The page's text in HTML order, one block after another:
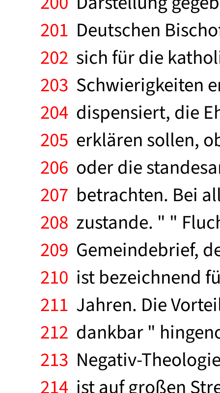
201 Deutschen
202 sich für die
203 Schwierigkeiten
204 dispensiert, die
205 erklären sollen,
206 oder die
207 betrachten. Bei
208 zustande. " "
209 Gemeindebrief,
210 ist bezeichnend
211 Jahren. Die
212 dankbar "
213 Negativ-